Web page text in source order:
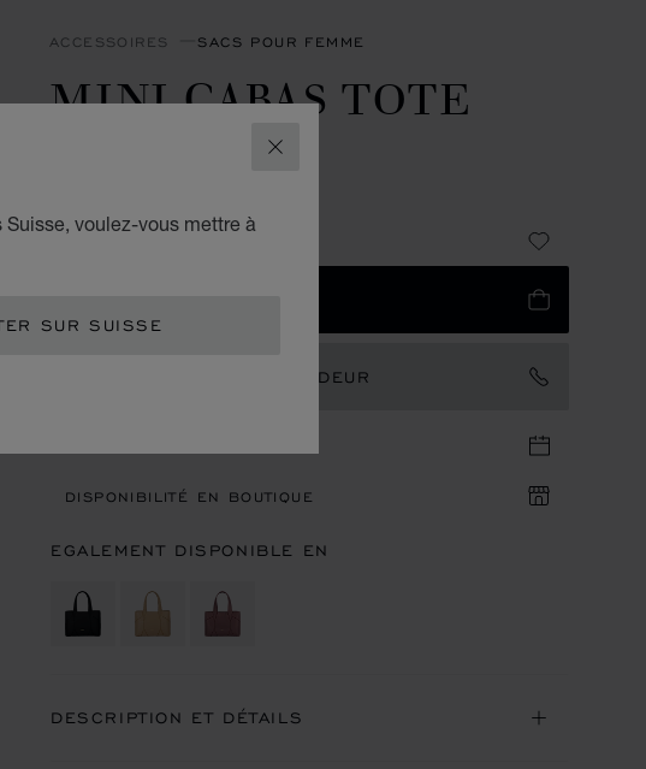
FERMER
voulez-vous mettre à
SUR SUISSE
ACCESSOIRES SACS POUR FEMME
MINI CABAS TOTE
DIAMOND
CHF 1,910
CONTACTER UN AMBASSADEUR
DISPONIBILITÉ EN BOUTIQUE
EGALEMENT DISPONIBLE EN
DESCRIPTION ET DÉTAILS